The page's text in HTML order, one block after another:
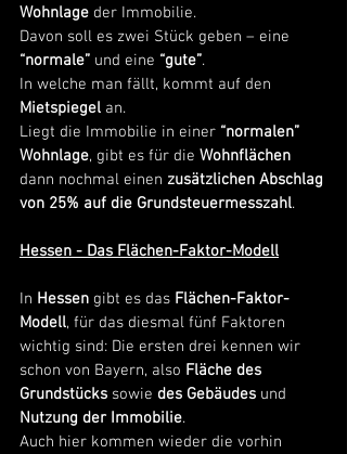
Wohnlage der Immobilie.
Davon soll es zwei Stück geben – eine
“normale” und eine “gute”.
In welche man fällt, kommt auf den
Mietspiegel an.
Liegt die Immobilie in einer “normalen”
Wohnlage, gibt es für die Wohnflächen
dann nochmal einen zusätzlichen Abschlag
von 25% auf die Grundsteuermesszahl.
Hessen - Das Flächen-Faktor-Modell
In Hessen gibt es das Flächen-Faktor-
Modell, für das diesmal fünf Faktoren
wichtig sind: Die ersten drei kennen wir
schon von Bayern, also Fläche des
Grundstücks sowie des Gebäudes und
Nutzung der Immobilie.
Auch hier kommen wieder die vorhin